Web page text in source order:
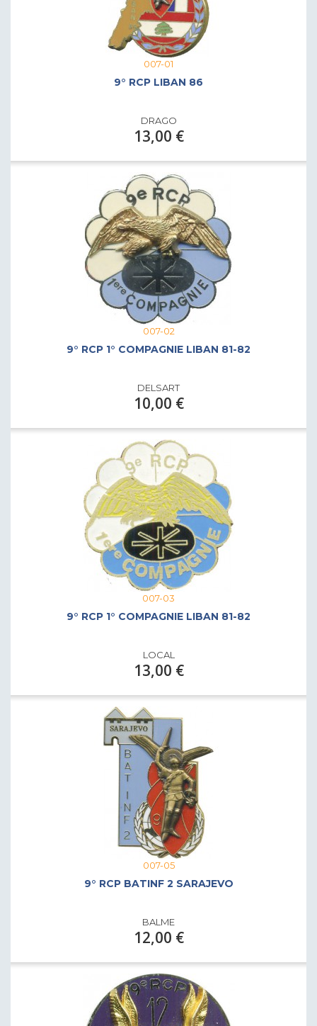
007-01
9° RCP LIBAN 86
DRAGO
13,00 €
007-02
9° RCP 1° COMPAGNIE LIBAN 81-82
DELSART
10,00 €
007-03
9° RCP 1° COMPAGNIE LIBAN 81-82
LOCAL
13,00 €
007-05
9° RCP BATINF 2 SARAJEVO
BALME
12,00 €